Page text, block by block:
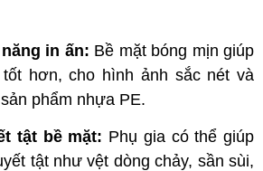
in ấn: Bề mặt bóng mịn giúp
hơn, cho hình ảnh sắc nét và
phẩm nhựa PE.
tật bề mặt: Phụ gia có thể giúp
tật như vệt dòng chảy, sần sùi,